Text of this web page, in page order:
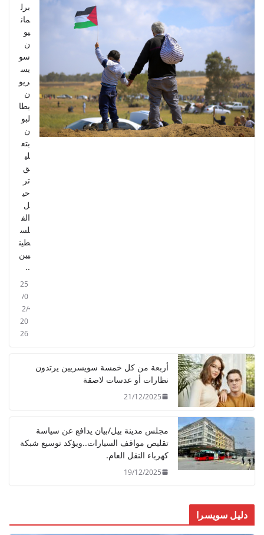
برل
مان
يو
ن
سو
يس
ريو
ن
يطا
لبو
ن
بتع
لي
ق
تر
حي
ل
الف
لس
طين
يين
..
25
/0
2/
20
26
أربعة من كل خمسة سويسريين يرتدون
نظارات أو عدسات لاصقة
21/12/2025
مجلس مدينة بيل/بيان يدافع عن سياسة
تقليص مواقف السيارات..ويؤكد توسيع شبكة
كهرباء النقل العام.
19/12/2025
دليل سويسرا